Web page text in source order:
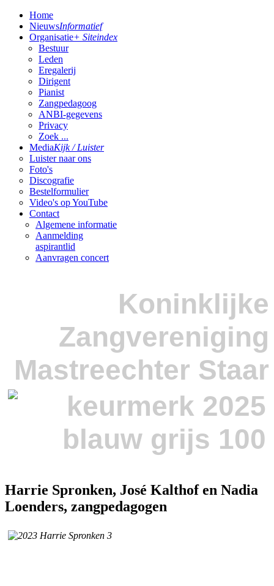
Home
NieuwsInformatief
Organisatie+ Siteindex
Bestuur
Leden
Eregalerij
Dirigent
Pianist
Zangpedagoog
ANBI-gegevens
Privacy
Zoek ...
MediaKijk / Luister
Luister naar ons
Foto's
Discografie
Bestelformulier
Video's op YouTube
Contact
Algemene informatie
Aanmelding
aspirantlid
Aanvragen concert
Koninklijke
Zangvereniging
Mastreechter Staar
Harrie Spronken, José Kalthof en Nadia
Loenders, zangpedagogen